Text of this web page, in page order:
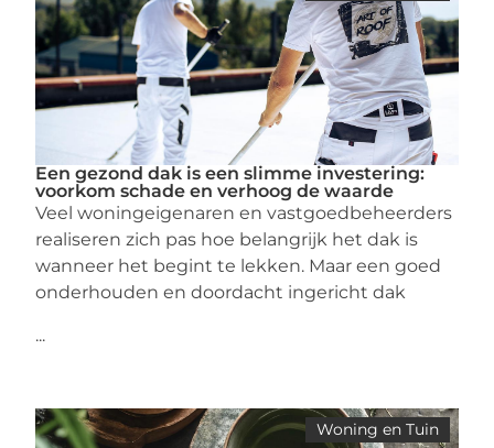
Een gezond dak is een slimme investering:
voorkom schade en verhoog de waarde
Veel woningeigenaren en vastgoedbeheerders
realiseren zich pas hoe belangrijk het dak is
wanneer het begint te lekken. Maar een goed
onderhouden en doordacht ingericht dak
...
Woning en Tuin